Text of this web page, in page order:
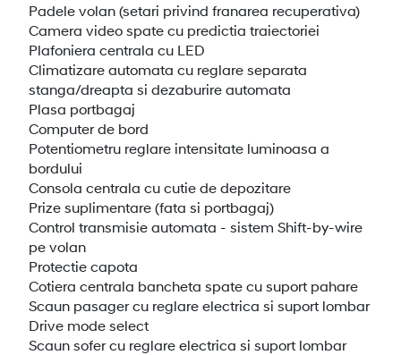
Padele volan (setari privind franarea recuperativa)
Camera video spate cu predictia traiectoriei
Plafoniera centrala cu LED
Climatizare automata cu reglare separata
stanga/dreapta si dezaburire automata
Plasa portbagaj
Computer de bord
Potentiometru reglare intensitate luminoasa a
bordului
Consola centrala cu cutie de depozitare
Prize suplimentare (fata si portbagaj)
Control transmisie automata - sistem Shift-by-wire
pe volan
Protectie capota
Cotiera centrala bancheta spate cu suport pahare
Scaun pasager cu reglare electrica si suport lombar
Drive mode select
Scaun sofer cu reglare electrica si suport lombar